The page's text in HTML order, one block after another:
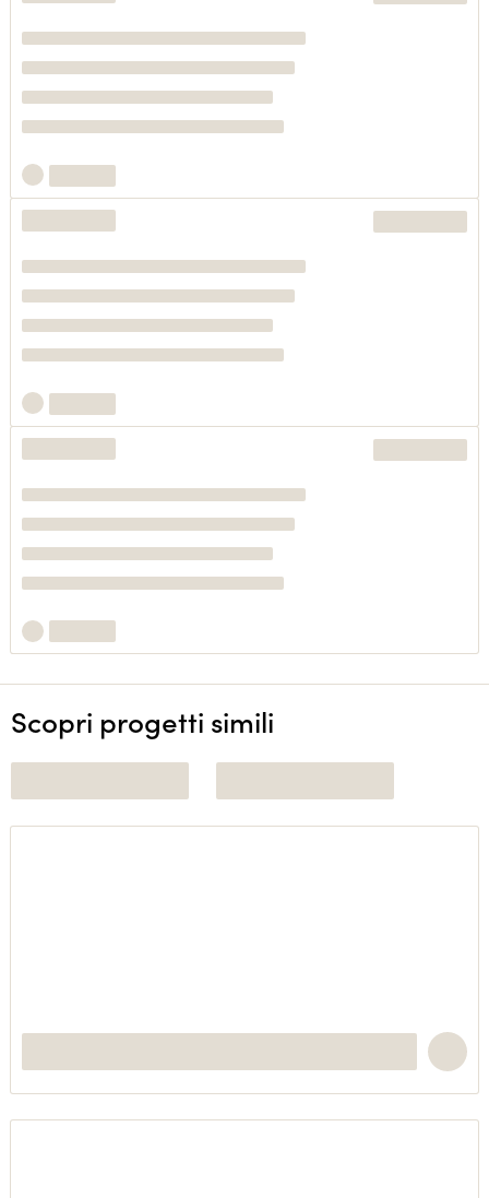
Scopri progetti simili